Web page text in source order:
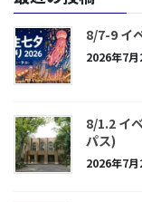
8/7-9 イ
2026年7月
8/1.2 イ
パス)
2026年7月